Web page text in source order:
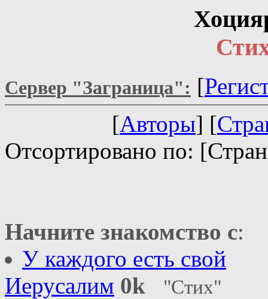
Сервер "Заграница": [
[Авторы] [
Отсортировано по:
Начните знакомство с:
У каждого есть свой
Иерусалим 0k "Стих"